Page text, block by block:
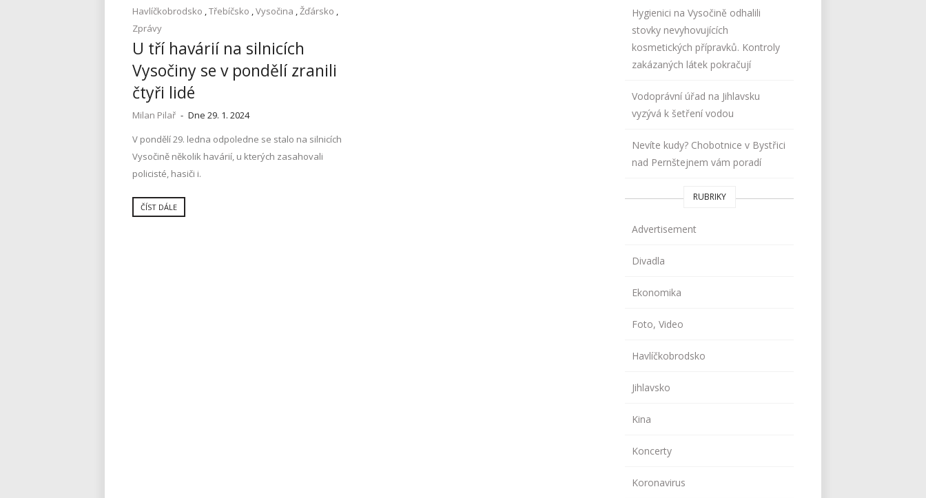
Havlíčkobrodsko ,Třebíčsko ,Vysočina ,Žďársko ,
Zprávy
U tří havárií na silnicích
Vysočiny se v pondělí zranili
čtyři lidé
Milan Pilař - Dne 29. 1. 2024
V pondělí 29. ledna odpoledne se stalo na silnicích
Vysočině několik havárií, u kterých zasahovali
policisté, hasiči i.
ČÍST DÁLE
Hygienici na Vysočině odhalili
stovky nevyhovujících
kosmetických přípravků. Kontroly
zakázaných látek pokračují
Vodoprávní úřad na Jihlavsku
vyzývá k šetření vodou
Nevíte kudy? Chobotnice v Bystřici
nad Pernštejnem vám poradí
RUBRIKY
Advertisement
Divadla
Ekonomika
Foto, Video
Havlíčkobrodsko
Jihlavsko
Kina
Koncerty
Koronavirus